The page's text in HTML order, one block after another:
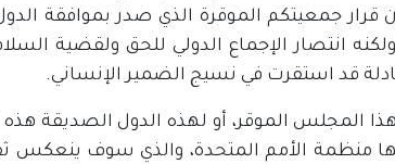
ولكنه انتصار الإجماع الدولي للحق ولقضية
قد استقرت في نسيج الضمير الإنساني.
المجلس الموقر، أو لهذه الدول الصديقة
منظمة الأمم المتحدة، والذي سوف ينعكس